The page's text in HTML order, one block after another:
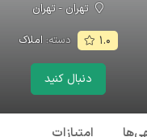
تهران - تهران
۱.۰ دسته:املاک
دنبال کنید